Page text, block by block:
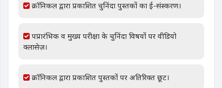
क्रॉनिकल द्वारा प्रकाशित चुनिंदा पुस्तकों का ई-संस्करण।
पप्रारंभिक व मुख्य परीक्षा के चुनिंदा विषयों पर वीडियो
क्लासेज़।
क्रॉनिकल द्वारा प्रकाशित पुस्तकों पर अतिरिक्त छूट।